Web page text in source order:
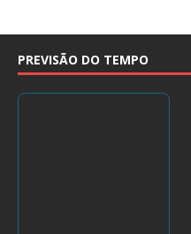
PREVISÃO DO TEMPO